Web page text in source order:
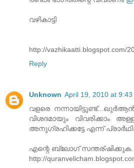
വഴികാട്ടി
http://vazhikaatti.blogspot.com/
Reply
Unknown April 19, 2010 at 9:43
വളരെ
വിശദമായും വിവരിക്കാം
അനുഗ്രഹിക്കട്ടേ എന്ന്
എന്റെ ബ്ലോഗ്‌ സന്തര്ഷിക്കുക..
http://